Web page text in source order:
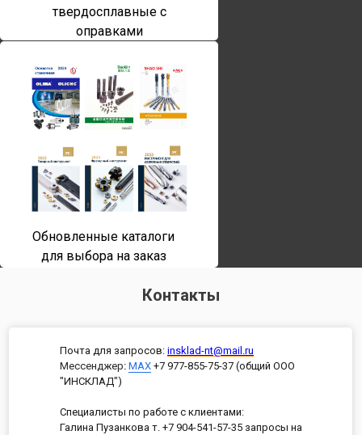
твердосплавные с
оправками
Обновленные каталоги
для выбора на заказ
Контакты
Почта для запросов: insklad-nt@mail.ru
Мессенджер: MAX +7 977-855-75-37 (общий ООО
"ИНСКЛАД")
Специалисты по работе с клиентами:
Галина Пузанкова т. +7 904-541-57-35 запросы на